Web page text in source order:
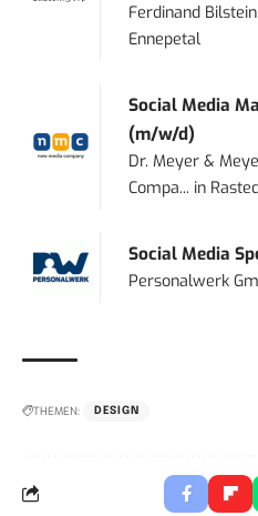
Ferdinand
Ennepetal
Social Media
(m/w/d)
Dr. Meyer &
Compa... in
Social Media
Personalwerk
THEMEN: DESIGN